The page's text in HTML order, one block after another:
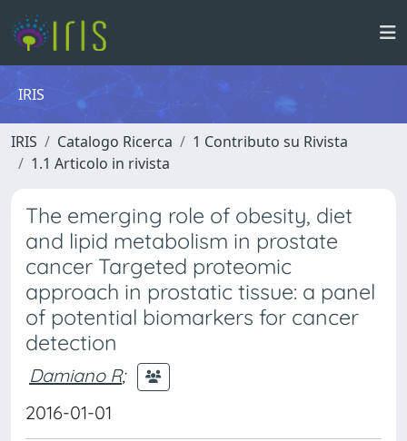
IRIS
IRIS Catalogo Ricerca
1 Contributo su Rivista
1.1 Articolo in rivista
The emerging role of obesity, diet
and lipid metabolism in prostate
cancer Targeted proteomic
approach in prostatic tissue: a panel
of potential biomarkers for cancer
detection
Damiano R;
2016-01-01